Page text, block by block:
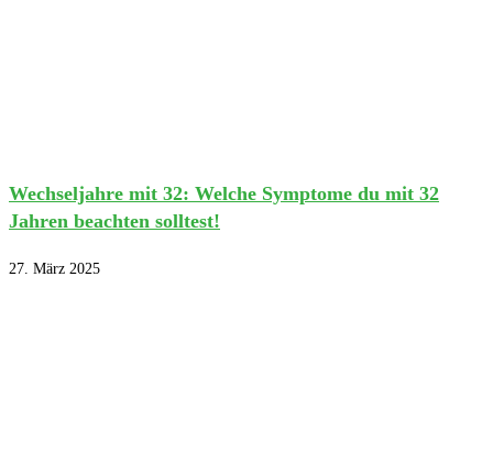
Wechseljahre mit 32: Welche Symptome du mit 32
Jahren beachten solltest!
27. März 2025